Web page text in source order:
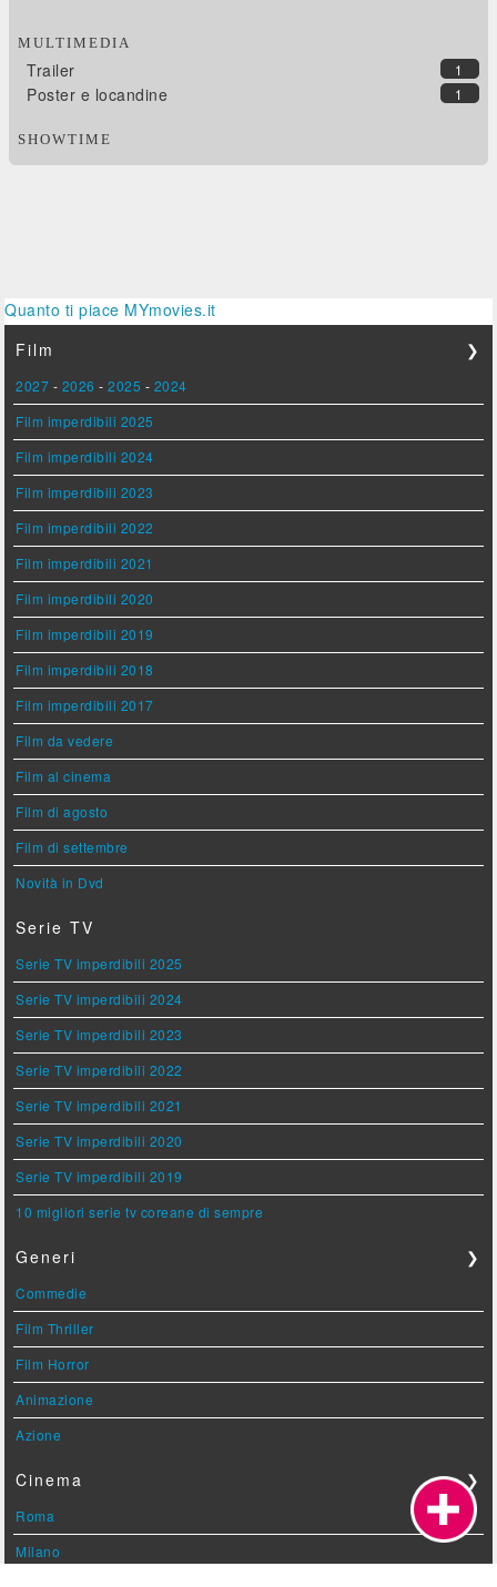
MULTIMEDIA
1
Trailer
1
Poster e locandine
SHOWTIME
Quanto ti piace MYmovies.it
Film
❯
2027 - 2026 -2025 - 2024
Film imperdibili 2025
Film imperdibili 2024
Film imperdibili 2023
Film imperdibili 2022
Film imperdibili 2021
Film imperdibili 2020
Film imperdibili 2019
Film imperdibili 2018
Film imperdibili 2017
Film da vedere
Film al cinema
Film di agosto
Film di settembre
Novità in Dvd
Serie TV
Serie TV imperdibili 2025
Serie TV imperdibili 2024
Serie TV imperdibili 2023
Serie TV imperdibili 2022
Serie TV imperdibili 2021
Serie TV imperdibili 2020
Serie TV imperdibili 2019
10 migliori serie tv coreane di sempre
Generi ❯
Commedie
Film Thriller
Film Horror
Animazione
Azione
Cinema ❯
Roma
Milano